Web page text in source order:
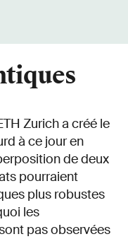
Zurich a créé le
à ce jour en
de deux
pourraient
plus robustes
les
pas observées